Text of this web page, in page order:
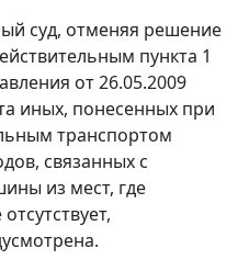
суд, отменяя решение
пункта 1
от 26.05.2009
иных, понесенных при
транспортом
связанных с
из мест, где